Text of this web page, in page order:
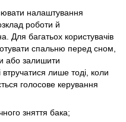
налаштування
роботи й
Для багатьох користувачів
спальню перед сном,
або залишити
лише тоді, коли
голосове керування
зняття бака;